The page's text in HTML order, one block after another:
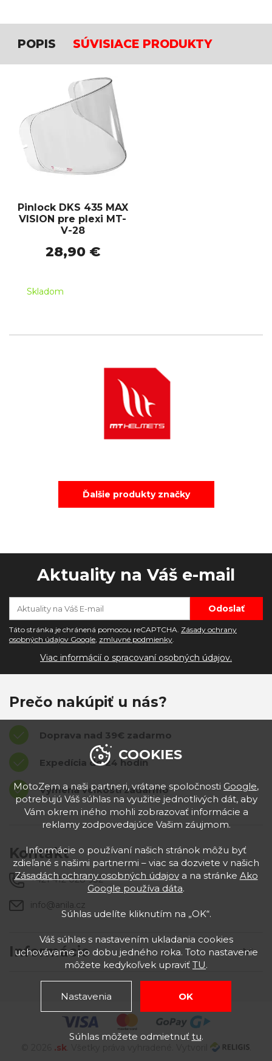
POPIS SÚVISIACE PRODUKTY
Pinlock DKS 435 MAX
VISION pre plexi MT-
V-28
28,90 €
Skladom
Ďalšie produkty značky
Aktuality na Váš e-mail
Táto stránka je chránená pomocou reCAPTCHA. Zásady ochrany
osobných údajov Google zmluvné podmienky
Viac informácií o spracovaní osobných údajov.
Prečo nakúpiť u nás?
Doprava nad 39€ zadarmo
Expedícia do 24 hodín
Výmena veľkostí zadarmo
Informácie
Kontakt
+421 412 028 932
info@anila.cz
.sk. Všetky práva vyhradené. Vytvoril .
COOKIES
MotoZem a naši partneri, vrátane spoločnosti Google,
potrebujú Váš súhlas na využitie jednotlivých dát, aby
Vám okrem iného mohli zobrazovať informácie a
reklamy zodpovedajúce Vašim záujmom.
Informácie o používaní našich stránok môžu byť
zdieľané s našimi partnermi – viac sa dozviete v našich
Zásadách ochrany osobných údajova na stránke Ako
Google používa dáta.
Súhlas udelíte kliknutím na „OK“.
Váš súhlas s nastavením ukladania cookies
uchovávame po dobu jedného roka. Toto nastavenie
môžete kedykoľvek upraviť TU.
Nastavenia OK
Súhlas môžete odmietnuť tu.